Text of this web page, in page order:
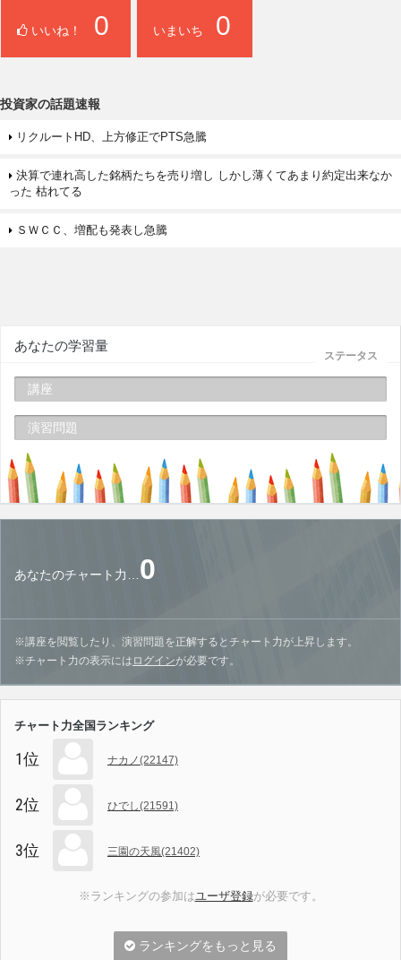
いいね！ 0 いまいち 0
投資家の話題速報
リクルートHD、上方修正でPTS急騰
決算で連れ高した銘柄たちを売り増し しかし薄くてあまり約定出来なか
った 枯れてる
ＳＷＣＣ、増配も発表し急騰
ステータス
あなたの学習量
講座
演習問題
あなたのチャート力…0
※講座を閲覧したり、演習問題を正解するとチャート力が上昇します。
※チャート力の表示には ログインが必要です。
チャート力全国ランキング
1位 ナカノ(22147)
2位 ひでし(21591)
3位 三園の天風(21402)
※ランキングの参加はユーザ登録が必要です。
ランキングをもっと見る